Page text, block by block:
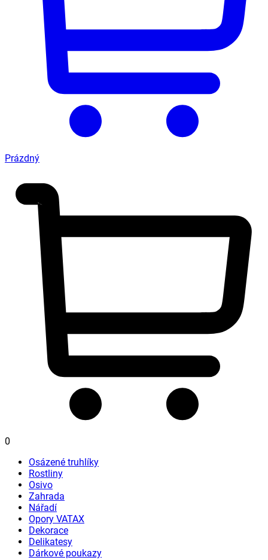
Prázdný
0
Osázené truhlíky
Rostliny
Osivo
Zahrada
Nářadí
Opory VATAX
Dekorace
Delikatesy
Dárkové poukazy